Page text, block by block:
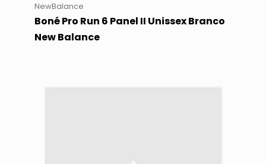
NewBalance
Boné Pro Run 6 Panel II Unissex Branco
New Balance